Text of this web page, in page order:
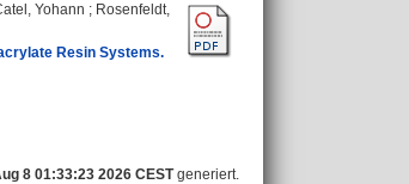
Yohann ; Rosenfeldt,
Resin Systems.
8 01:33:23 2026 CESTgeneriert.